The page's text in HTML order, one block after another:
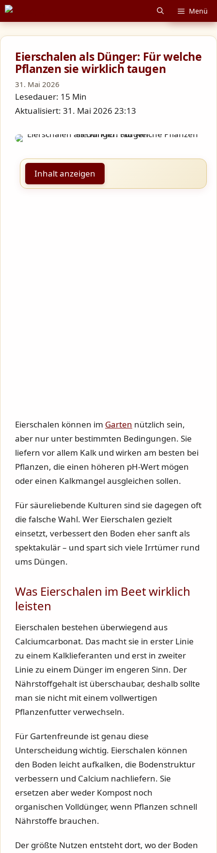
Zum
Inhalt
springen
Menü
Eierschalen als Dünger: Für welche
Pflanzen sie wirklich taugen
31. Mai 2026
Lesedauer: 15 Min
Aktualisiert: 31. Mai 2026 23:13
Inhalt anzeigen
Eierschalen können im Garten nützlich sein,
aber nur unter bestimmten Bedingungen. Sie
liefern vor allem Kalk und wirken am besten bei
Pflanzen, die einen höheren pH-Wert mögen
oder einen Kalkmangel ausgleichen sollen.
Für säureliebende Kulturen sind sie dagegen oft
die falsche Wahl. Wer Eierschalen gezielt
einsetzt, verbessert den Boden eher sanft als
spektakulär – und spart sich viele Irrtümer rund
ums Düngen.
Was Eierschalen im Beet wirklich
leisten
Eierschalen bestehen überwiegend aus
Calciumcarbonat. Das macht sie in erster Linie
zu einem Kalklieferanten und erst in zweiter
Linie zu einem Dünger im engeren Sinn. Der
Nährstoffgehalt ist überschaubar, deshalb sollte
man sie nicht mit einem vollwertigen
Pflanzenfutter verwechseln.
Für Gartenfreunde ist genau diese
Unterscheidung wichtig. Eierschalen können
den Boden leicht aufkalken, die Bodenstruktur
verbessern und Calcium nachliefern. Sie
ersetzen aber weder Kompost noch
organischen Volldünger, wenn Pflanzen schnell
Nährstoffe brauchen.
Der größte Nutzen entsteht dort, wo der Boden